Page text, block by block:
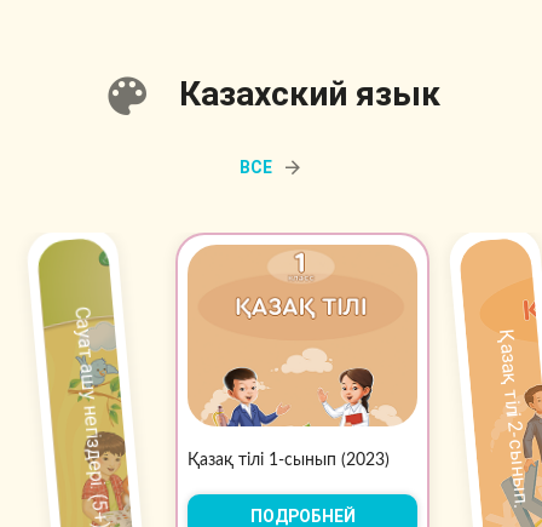
Казахский язык
ВСЕ
Сауат ашу негіздері. (5+) Қазақ тілі 1-сынып (2023)
ПОДРОБНЕЙ
Қазақ тілі 2-сынып.